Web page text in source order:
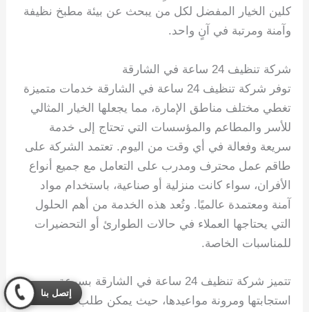
كلين الخيار المفضل لكل من يبحث عن بيئة مطبخ نظيفة
وآمنة ومرتبة في آنٍ واحد.
شركة تنظيف 24 ساعة في الشارقة
توفر شركة تنظيف 24 ساعة في الشارقة خدمات متميزة
تغطي مختلف مناطق الإمارة، مما يجعلها الخيار المثالي
للأسر والمطاعم والمؤسسات التي تحتاج إلى خدمة
سريعة وفعالة في أي وقت من اليوم. تعتمد الشركة على
طاقم عمل محترف ومدرب على التعامل مع جميع أنواع
الأفران، سواء كانت منزلية أو صناعية، باستخدام مواد
آمنة ومعتمدة عالميًا. وتُعد هذه الخدمة من أهم الحلول
التي يحتاجها العملاء في حالات الطوارئ أو التحضيرات
للمناسبات الخاصة.
تتميز شركة تنظيف 24 ساعة في الشارقة بسرعة
استجابتها ومرونة مواعيدها، حيث يمكن طلب الخدمة في
إتصل بنا